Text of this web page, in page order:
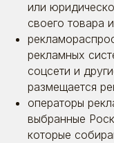
или
своего товара
рекламных
соцсети и
размещается
операторы
выбранные
которые